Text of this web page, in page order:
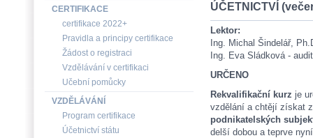
ÚČETNICTVÍ
Lektor:
Ing. Michal Šindelář,
Ing. Eva Sládková -
URČENO
Rekvalifikační kurz je
vzdělání a chtějí získat
podnikatelských
delší dobou a teprve
CERTIFIKACE
certifikace 2022+
Pravidla a principy certifikace
Žádost o registraci
Vzdělávání v certifikaci
Učební pomůcky
VZDĚLÁVÁNÍ
Program certifikace
Účetnictví státu